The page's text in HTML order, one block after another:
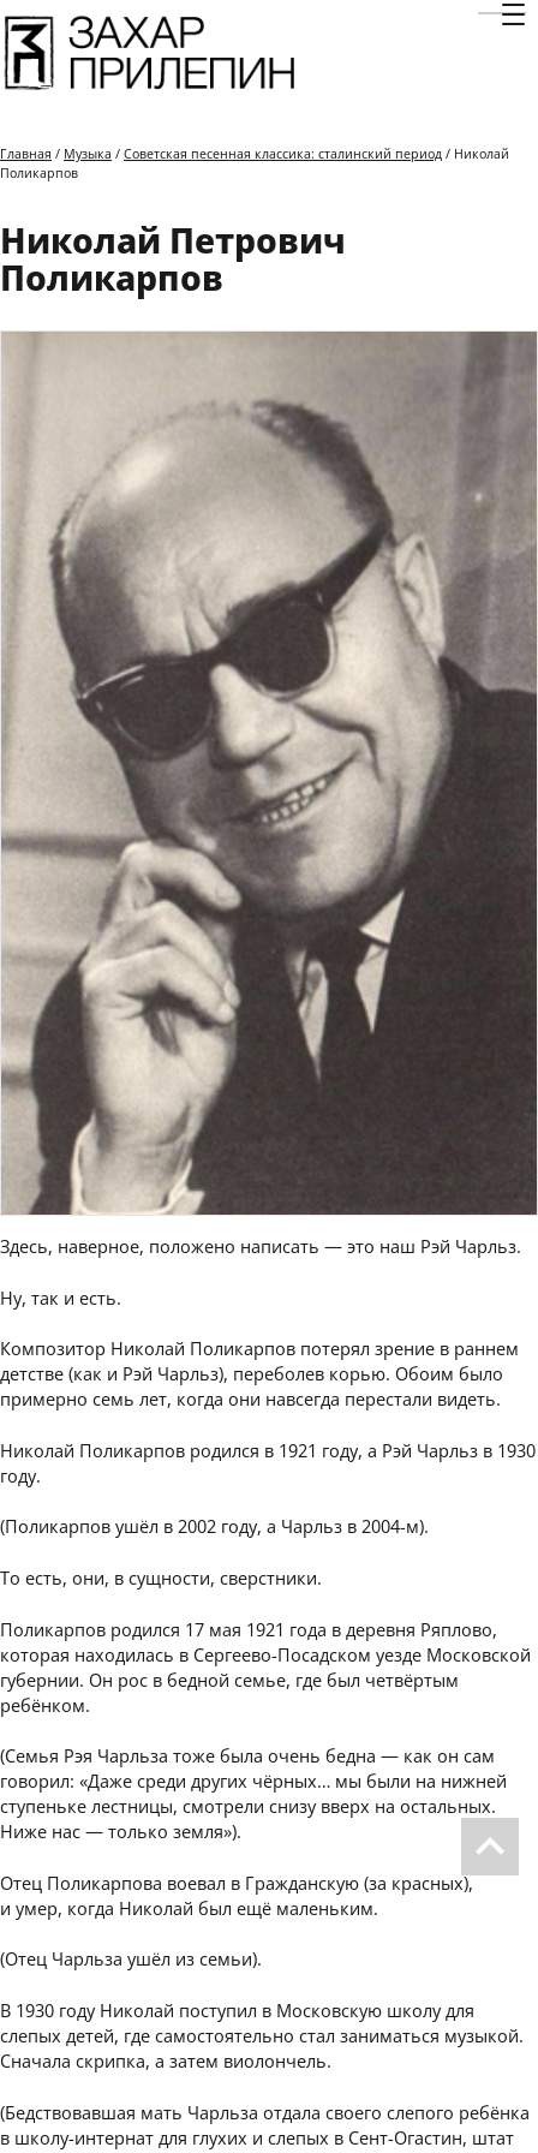
Главная / Музыка / Советская песенная классика: сталинский период / Николай
Поликарпов
Николай Петрович
Поликарпов
Здесь, наверное, положено написать — это наш Рэй Чарльз.
Ну, так и есть.
Композитор Николай Поликарпов потерял зрение в раннем
детстве (как и Рэй Чарльз), переболев корью. Обоим было
примерно семь лет, когда они навсегда перестали видеть.
Николай Поликарпов родился в 1921 году, а Рэй Чарльз в 1930
году.
(Поликарпов ушёл в 2002 году, а Чарльз в 2004-м).
То есть, они, в сущности, сверстники.
Поликарпов родился 17 мая 1921 года в деревня Ряплово,
которая находилась в Сергеево-Посадском уезде Московской
губернии. Он рос в бедной семье, где был четвёртым
ребёнком.
(Семья Рэя Чарльза тоже была очень бедна — как он сам
говорил: «Даже среди других чёрных… мы были на нижней
ступеньке лестницы, смотрели снизу вверх на остальных.
Ниже нас — только земля»).
Отец Поликарпова воевал в Гражданскую (за красных),
и умер, когда Николай был ещё маленьким.
(Отец Чарльза ушёл из семьи).
В 1930 году Николай поступил в Московскую школу для
слепых детей, где самостоятельно стал заниматься музыкой.
Сначала скрипка, а затем виолончель.
(Бедствовавшая мать Чарльза отдала своего слепого ребёнка
в школу-интернат для глухих и слепых в Сент-Огастин, штат